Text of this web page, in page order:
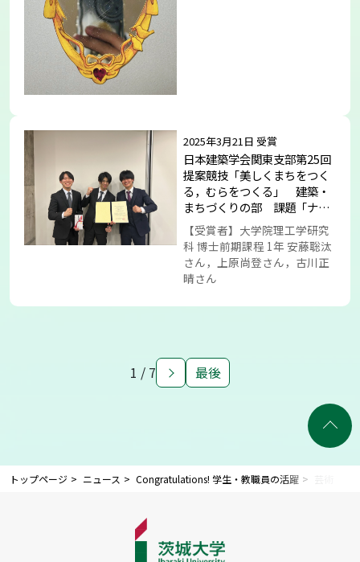
2025年3月21日 受賞
日本建築学会関東支部第25回
提案競技「美しくまちをつく
る，むらをつくる」 建築・
まちづくりの部 課題「ナラ
ティブからひもとくまちづく
り」 最優秀賞
【受賞者】大学院理工学研究
科 博士前期課程 1年 安藤聡汰
さん，上原尚登さん，古川正
晴さん
1 / 7 最後
トップページ ニュース Congratulations! 学生・教職員の活躍